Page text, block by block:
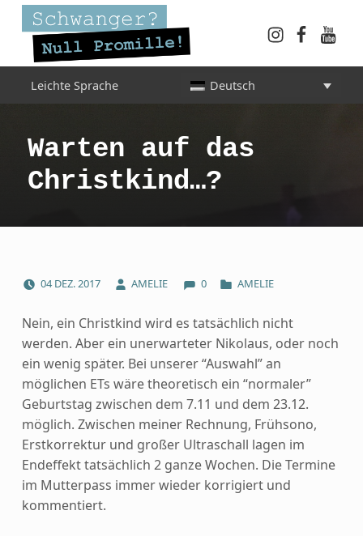
INFORMATIONEN FÜR SCHWANGERE, WERDENDE MÜTTER UND ALLE, DIE SIE IN DER SCHWANGERSCHAFT BEGLEITEN
Leichte Sprache Deutsch
Warten auf das
Christkind…?
04 DEZ.2017 AMELIE 0 AMELIE
Nein, ein Christkind wird es tatsächlich nicht
werden. Aber ein unerwarteter Nikolaus, oder noch
ein wenig später. Bei unserer “Auswahl” an
möglichen ETs wäre theoretisch ein “normaler”
Geburtstag zwischen dem 7.11 und dem 23.12.
möglich. Zwischen meiner Rechnung, Frühsono,
Erstkorrektur und großer Ultraschall lagen im
Endeffekt tatsächlich 2 ganze Wochen. Die Termine
im Mutterpass immer wieder korrigiert und
kommentiert.